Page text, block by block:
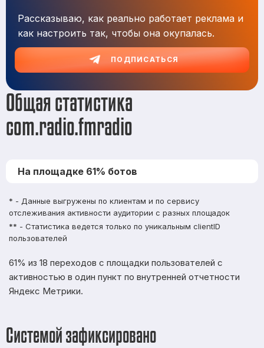
Рассказываю, как реально работает реклама и
как настроить так, чтобы она окупалась.
ПОДПИСАТЬСЯ
Общая статистика
com.radio.fmradio
На площадке 61% ботов
* - Данные выгружены по клиентам и по сервису
отслеживания активности аудитории с разных площадок
** - Статистика ведется только по уникальным clientID
пользователей
61% из 18 переходов с площадки пользователей с
активностью в один пункт по внутренней отчетности
Яндекс Метрики.
Системой зафиксировано